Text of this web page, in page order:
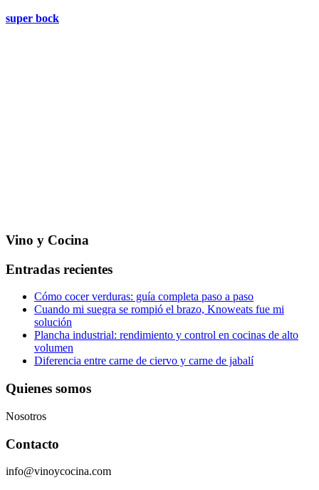
super bock
Vino y Cocina
Entradas recientes
Cómo cocer verduras: guía completa paso a paso
Cuando mi suegra se rompió el brazo, Knoweats fue mi
solución
Plancha industrial: rendimiento y control en cocinas de alto
volumen
Diferencia entre carne de ciervo y carne de jabalí
Quienes somos
Nosotros
Contacto
info@vinoycocina.com